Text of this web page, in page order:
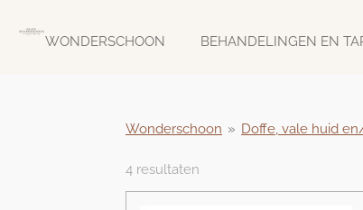
directWONDERSCHOON BEHANDELINGEN EN
Wonderschoon » Doffe, vale huid
4 resultaten